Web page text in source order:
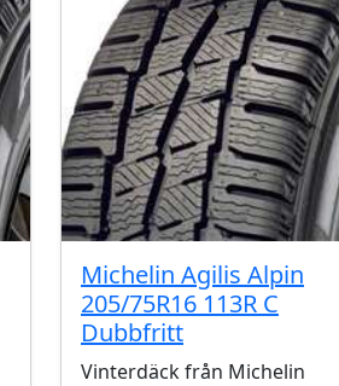
Michelin Agilis Alpin
205/75R16 113R C
Dubbfritt
Vinterdäck från Michelin